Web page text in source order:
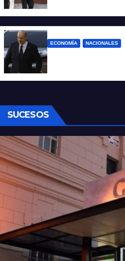
Milei de Misiones
ECONOMÍA NACIONALES
suspendió el
SUCESOS